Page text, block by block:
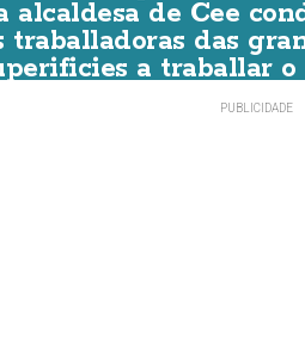
07/AGO./2026
alcaldesa de Cee
traballadoras das
a traballar o